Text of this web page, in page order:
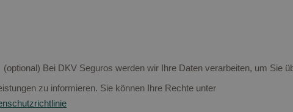
(optional) Bei DKV Seguros werden wir Ihre Daten verarbeiten, um Sie
zu informieren. Sie können Ihre Rechte unter